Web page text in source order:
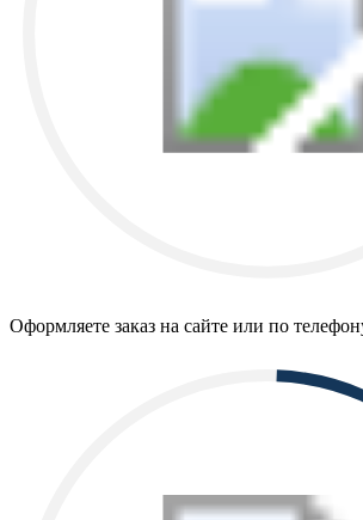
Оформляете заказ на сайте или по